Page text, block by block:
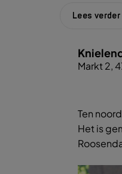
Lees verder
Markt 2,
Ten
Het is